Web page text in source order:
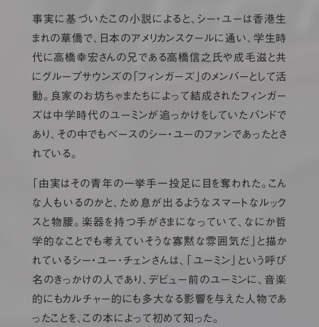
事実に基づいたこの小説によると、シー・ユーは香港生
まれの華僑で、日本のアメリカンスクールに通い、学生時
代に高橋幸宏さんの兄である高橋信之氏や成毛滋と共
にグループサウンズの「フィンガーズ」のメンバーとして活
動。良家のお坊ちゃまたちによって結成されたフィンガー
ズは中学時代のユーミンが追っかけをしていたバンドで
あり、その中でもベースのシー・ユーのファンであったとさ
れている。
「由実はその青年の一挙手一投足に目を奪われた。こん
な人もいるのかと、ため息が出るようなスマートなルック
スと物腰。楽器を持つ手がさまになっていて、なにか哲
学的なことでも考えていそうな寡黙な雰囲気だ」と描か
れているシー・ユー・チェンさんは、「ユーミン」という呼び
名のきっかけの人であり、デビュー前のユーミンに、音楽
的にもカルチャー的にも多大なる影響を与えた人物であ
ったことを、この本によって初めて知った。